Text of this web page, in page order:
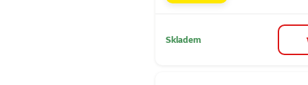
Skladem